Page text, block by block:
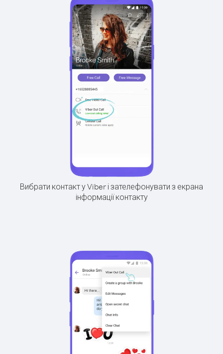
Вибрати контакт у Viber і зателефонувати з екрана
інформації контакту